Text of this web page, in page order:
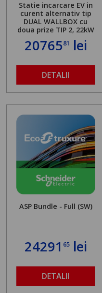
Statie incarcare EV in
curent alternativ tip
DUAL WALLBOX cu
doua prize TIP 2, 22kW
2076581 lei
DETALII
ASP Bundle - Full (SW)
24291 65lei
DETALII